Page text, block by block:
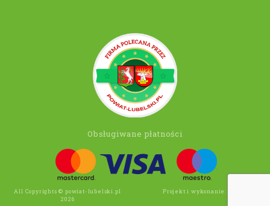
Obsługiwane płatności
All Copyrights © powiat-lubelski.pl
2026
Projekt i wykonanie: